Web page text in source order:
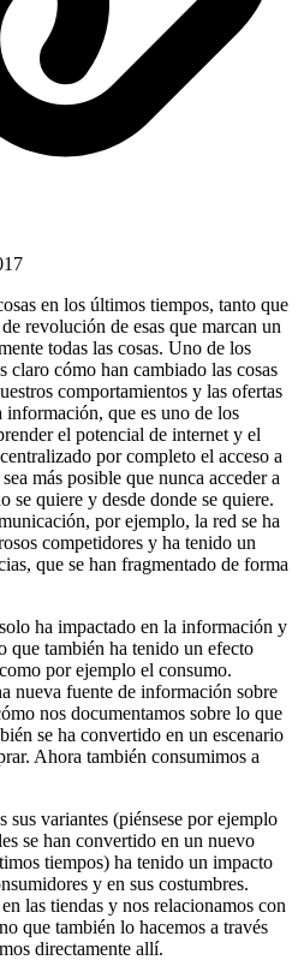
en los últimos tiempos, tanto que
revolución de esas que marcan un
todas las cosas. Uno de los
claro cómo han cambiado las cosas
comportamientos y las ofertas
información, que es uno de los
el potencial de internet y el
por completo el acceso a
más posible que nunca acceder a
se quiere y desde donde se quiere.
por ejemplo, la red se ha
competidores y ha tenido un
que se han fragmentado de forma
ha impactado en la información y
que también ha tenido un efecto
por ejemplo el consumo.
nueva fuente de información sobre
nos documentamos sobre lo que
se ha convertido en un escenario
Ahora también consumimos a
variantes (piénsese por ejemplo
se han convertido en un nuevo
tiempos) ha tenido un impacto
y en sus costumbres.
las tiendas y nos relacionamos con
que también lo hacemos a través
directamente allí.